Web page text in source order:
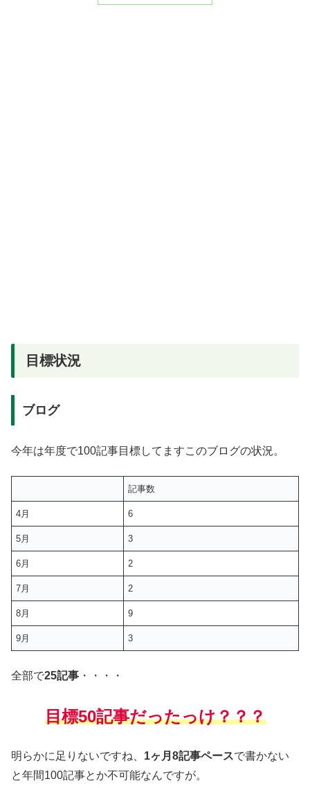
目標状況
ブログ
今年は年度で100記事目標してますこのブログの状況。
記事数
4月 6
5月 3
6月 2
7月 2
8月 9
9月 3
全部で25記事 ・・・・
目標50記事だったっけ？？？
明らかに足りないですね、 1ヶ月8記事ペースで書かない
と年間100記事とか不可能なんですが。